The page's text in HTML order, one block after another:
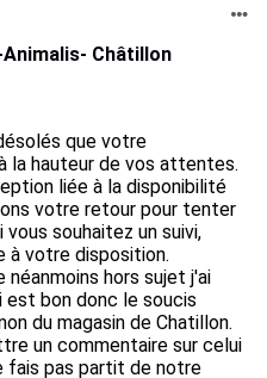
Châtillon
que votre
la hauteur de vos attentes.
liée à la disponibilité
votre retour pour tenter
souhaitez un suivi,
votre disposition.
hors sujet j'ai
bon donc le soucis
du magasin de Chatillon.
un commentaire sur celui
fais pas partit de notre